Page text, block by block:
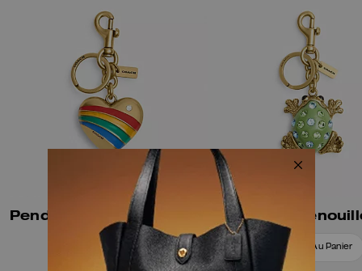
Ajouter Au Panier Ajouter Au Panier